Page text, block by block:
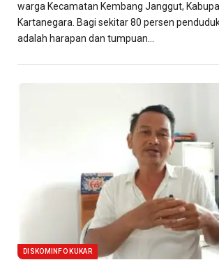
warga Kecamatan Kembang Janggut,
Kartanegara. Bagi sekitar 80 persen
adalah harapan dan tumpuan…
DISKOMINFO KUKAR